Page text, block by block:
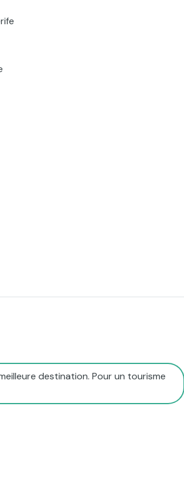
destination. Pour un tourisme